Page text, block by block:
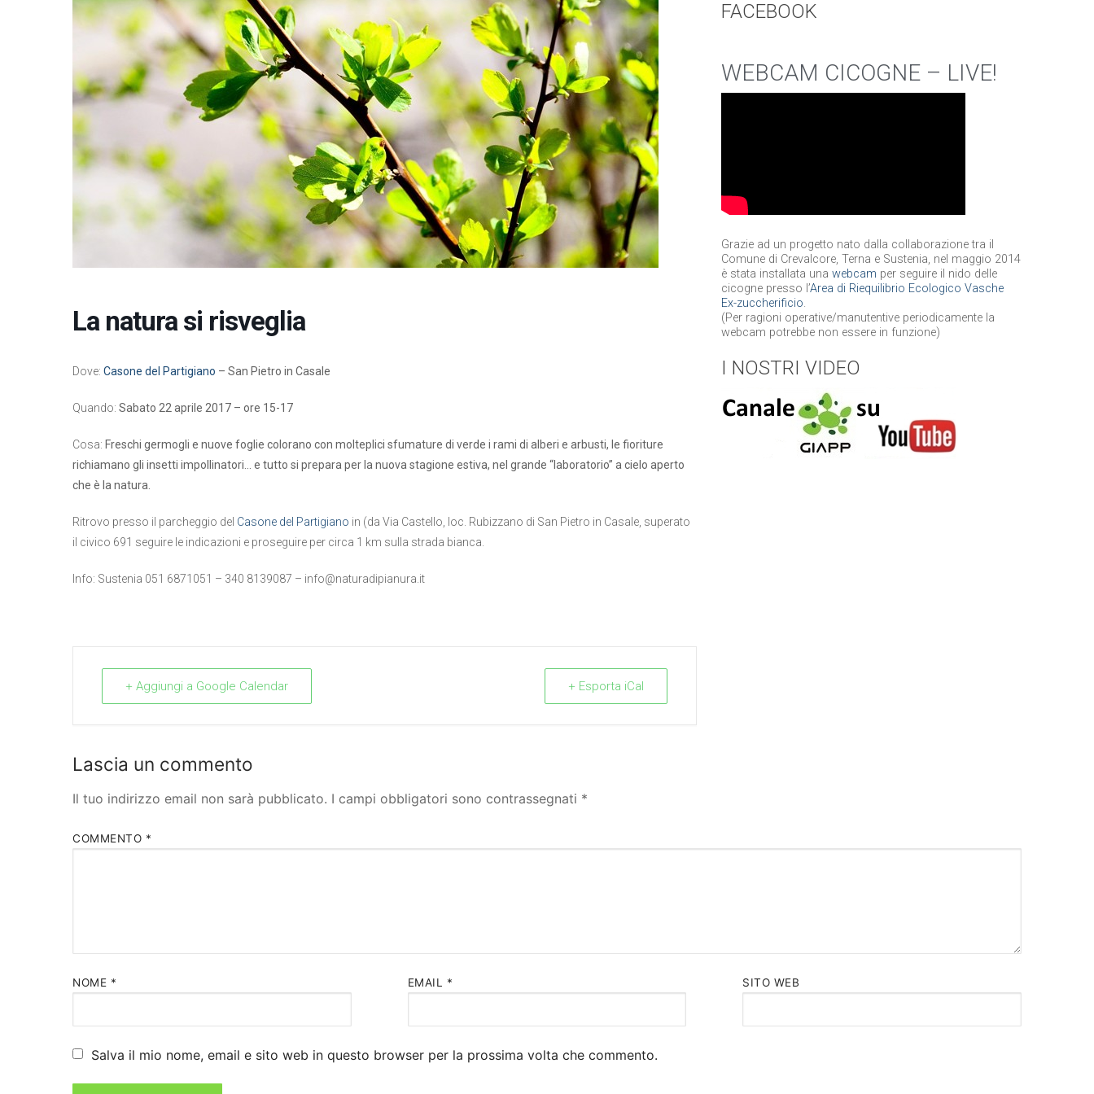
La natura si risveglia
Dove: Casone del Partigiano – San Pietro in Casale
Quando: Sabato 22 aprile 2017 – ore 15-17
Cosa: Freschi germogli e nuove foglie colorano con molteplici sfumature di verde i rami di alberi e arbusti, le fioriture
richiamano gli insetti impollinatori… e tutto si prepara per la nuova stagione estiva, nel grande “laboratorio” a cielo aperto
che è la natura.
Ritrovo presso il parcheggio del Casone del Partigiano in (da Via Castello, loc. Rubizzano di San Pietro in Casale, superato
il civico 691 seguire le indicazioni e proseguire per circa 1 km sulla strada bianca.
Info: Sustenia 051 6871051 – 340 8139087 – info@naturadipianura.it
+ Aggiungi a Google Calendar + Esporta iCal
FACEBOOK
WEBCAM CICOGNE – LIVE!
Grazie ad un progetto nato dalla collaborazione tra il
Comune di Crevalcore, Terna e Sustenia, nel maggio 2014
è stata installata unawebcam per seguire il nido delle
cicogne presso l’Area di Riequilibrio Ecologico Vasche
Ex-zuccherificio.
(Per ragioni operative/manutentive periodicamente la
webcam potrebbe non essere in funzione)
I NOSTRI VIDEO
Lascia un commento
Il tuo indirizzo email non sarà pubblicato. I campi obbligatori sono contrassegnati *
COMMENTO *
NOME * EMAIL * SITO WEB
Salva il mio nome, email e sito web in questo browser per la prossima volta che commento.